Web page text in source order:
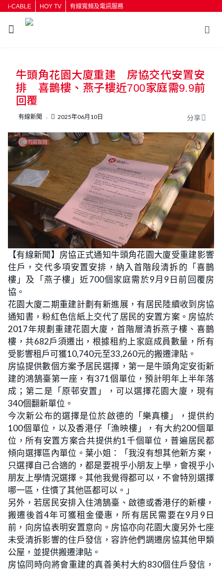
i-CABLE HOY TV 有線寬頻及電訊服務
按輸入鍵開始搜尋
牛頭角花園大廈重建 房協交代安置安
排 喜鵲樓、燕子樓近700家庭需9.9前
回覆
有線新聞 2025年06月10日 分享
n
m
t
e
L
o
a
d
e
d
:
2
8
3
%
【有線新聞】房協正式通知牛頭角花園大廈受重建影響
住戶，交代多項安置安排，納入首階段清拆的「喜鵲
樓」及「燕子樓」近700個家庭需於9月9日前回覆房
協。
花園大廈二期重建計劃有新進展，有居民陸續收到房協
通知書，粉紅色信紙上交代了居民的安置方案。房協於
2017年規劃重建花園大廈，首階層清拆燕子樓、喜鵲
樓，共682戶須遷出，根據租約上家庭成員數量，所有
受影響租戶可獲10,740元至33,260元的搬遷津貼。
房協提供數個方案予居民選擇，第一是牛頭角定安街新
建的鴻鵠臺第一座，有371個單位，預計明年上半年落
成；第二是「原邨安置」，可以選擇花園大廈，現有
340個翻新單位。
今次新公布的選擇是位於啟德的「樂真樓」，提供約
100個單位，以及香港仔「漁映樓」，有大約200個單
位，所有安置方案合共提供約1千個單位，普遍居民都
傾向選擇區內單位。葉小姐：「我沒有想其他新方案，
只選擇自己合適的，都是要視乎小朋友上學，會視乎小
朋友上學情況選擇。其他我覺得都可以，不會特別選擇
哪一區，住慣了其他區都可以。」
另外，若居民安排入住鴻鵠臺、啟德或香港仔的新樓，
搬遷後首4年可獲租金優惠，所有居民需要在9月9日
前，向房協表明安置意向。房協亦向花園大廈另外七座
未受清拆影響的住戶發信，容許他們調遷房協其他甲類
公屋，並提供搬遷津貼。
房協同時向將會重建的真善美村大約830個住戶發信，